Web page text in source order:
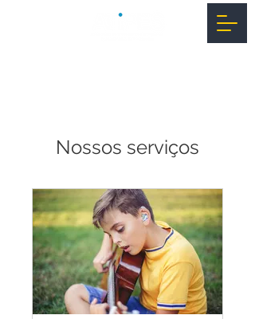
Nossos serviços